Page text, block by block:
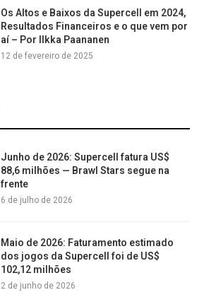
Os Altos e Baixos da Supercell em 2024,
Resultados Financeiros e o que vem por
aí – Por Ilkka Paananen
12 de fevereiro de 2025
Junho de 2026: Supercell fatura US$
88,6 milhões — Brawl Stars segue na
frente
6 de julho de 2026
Maio de 2026: Faturamento estimado
dos jogos da Supercell foi de US$
102,12 milhões
2 de junho de 2026